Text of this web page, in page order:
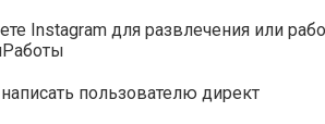
Instagram для развлечения или
Работы